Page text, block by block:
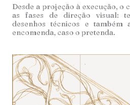
Desde a projeção à execução, o
as fases de direção visual:
desenhos técnicos e também
encomenda, caso o pretenda.